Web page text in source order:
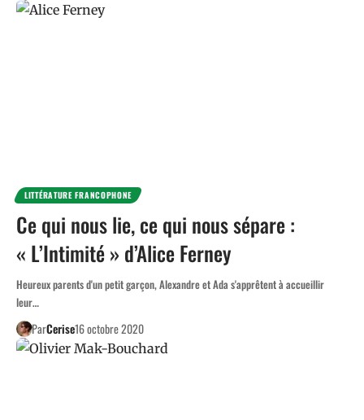
LITTÉRATURE FRANCOPHONE
Ce qui nous lie, ce qui nous sépare :
« L’Intimité » d’Alice Ferney
Heureux parents d'un petit garçon, Alexandre et Ada s'apprêtent à accueillir
leur…
ParCerise16 octobre 2020